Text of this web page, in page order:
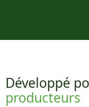
Développé
producteurs